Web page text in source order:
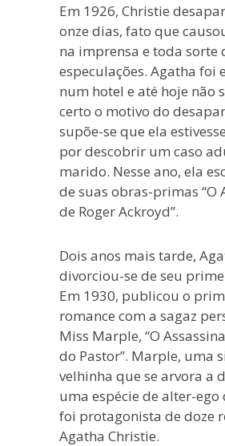
Em 1926, Christie
onze dias, fato que
na imprensa e toda sorte
especulações. Agatha foi
num hotel e até hoje não
certo o motivo do
supõe-se que ela
por descobrir um caso
marido. Nesse ano, ela
de suas obras-primas “O
de Roger Ackroyd”.
Dois anos mais tarde,
divorciou-se de seu
Em 1930, publicou o
romance com a sagaz
Miss Marple, “O
do Pastor”. Marple, uma
velhinha que se arvora a
uma espécie de alter-ego
foi protagonista de doze
Agatha Christie.